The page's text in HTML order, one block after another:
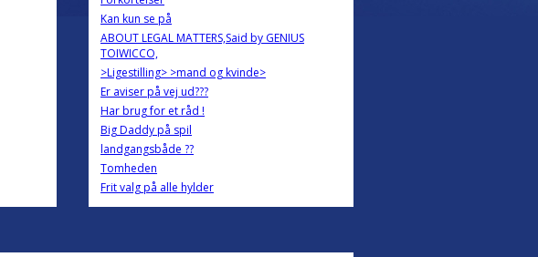
Kan kun se på
ABOUT LEGAL MATTERS,Said by GENIUS
TOIWICCO,
>Ligestilling> >mand og kvinde>
Er aviser på vej ud???
Har brug for et råd !
Big Daddy på spil
landgangsbåde ??
Tomheden
Frit valg på alle hylder